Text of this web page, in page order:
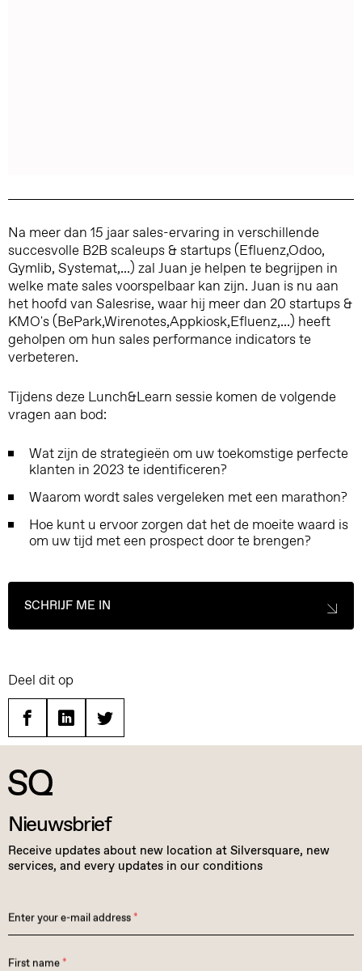
Na meer dan 15 jaar sales-ervaring in verschillende
succesvolle B2B scaleups & startups (Efluenz,Odoo,
Gymlib, Systemat,...) zal Juan je helpen te begrijpen in
welke mate sales voorspelbaar kan zijn. Juan is nu aan
het hoofd van Salesrise, waar hij meer dan 20 startups &
KMO's (BePark,Wirenotes,Appkiosk,Efluenz,...) heeft
geholpen om hun sales performance indicators te
verbeteren.
Tijdens deze Lunch&Learn sessie komen de volgende
vragen aan bod:
Wat zijn de strategieën om uw toekomstige perfecte
klanten in 2023 te identificeren?
Waarom wordt sales vergeleken met een marathon?
Hoe kunt u ervoor zorgen dat het de moeite waard is
om uw tijd met een prospect door te brengen?
SCHRIJF ME IN
Deel dit op
FacebookLinkedinTwitter
Nieuwsbrief
Receive updates about new location at Silversquare, new
services, and every updates in our conditions
Enter your e-mail address*
First name*